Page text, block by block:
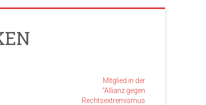
Mitglied in der
"Allianz gegen
Rechtsextremismus